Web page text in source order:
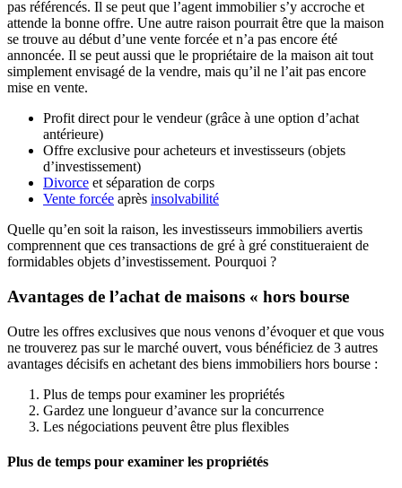
pas référencés. Il se peut que l’agent immobilier s’y accroche et
attende la bonne offre. Une autre raison pourrait être que la maison
se trouve au début d’une vente forcée et n’a pas encore été
annoncée. Il se peut aussi que le propriétaire de la maison ait tout
simplement envisagé de la vendre, mais qu’il ne l’ait pas encore
mise en vente.
Profit direct pour le vendeur (grâce à une option d’achat
antérieure)
Offre exclusive pour acheteurs et investisseurs (objets
d’investissement)
Divorce et séparation de corps
Vente forcée après insolvabilité
Quelle qu’en soit la raison, les investisseurs immobiliers avertis
comprennent que ces transactions de gré à gré constitueraient de
formidables objets d’investissement. Pourquoi ?
Avantages de l’achat de maisons « hors bourse
Outre les offres exclusives que nous venons d’évoquer et que vous
ne trouverez pas sur le marché ouvert, vous bénéficiez de 3 autres
avantages décisifs en achetant des biens immobiliers hors bourse :
Plus de temps pour examiner les propriétés
Gardez une longueur d’avance sur la concurrence
Les négociations peuvent être plus flexibles
Plus de temps pour examiner les propriétés